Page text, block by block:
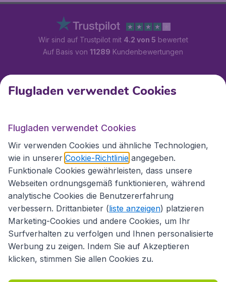
Wir sind auf Trustpilot mit 4.2 von 5 bewertet
Auf Basis von 11289 Kundenbewertungen
Kundenservice
Flugladen.at
Internationale Webseiten
Flugladen verwendet Cookies
Flugladen verwendet Cookies
Wir verwenden Cookies und ähnliche Technologien,
wie in unserer Cookie-Richtlinie angegeben.
Funktionale Cookies gewährleisten, dass unsere
Webseiten ordnungsgemäß funktionieren, während
analytische Cookies die Benutzererfahrung
verbessern. Drittanbieter (liste anzeigen) platzieren
Marketing-Cookies und andere Cookies, um Ihr
Surfverhalten zu verfolgen und Ihnen personalisierte
Werbung zu zeigen. Indem Sie auf Akzeptieren
klicken, stimmen Sie allen Cookies zu.